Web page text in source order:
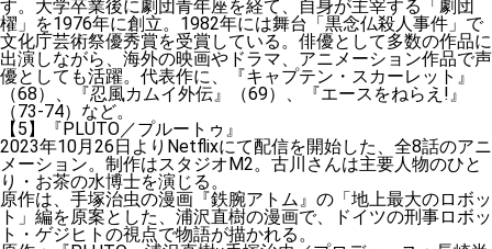
す。大学卒業後に劇団青年座を経て、自身が主宰する「劇団
櫂」を1976年に創立。1982年には舞台「黒念仏殺人事件」で
文化庁芸術祭優秀賞を受賞している。俳優として多数の作品に
出演しながら、海外の映画やドラマ、アニメーション作品で声
優としても活躍。代表作に、『キャプテン・スカーレット』
（68）、『忍風カムイ外伝』（69）、『エースをねらえ!』
（73-74）など。
【5】『PLUTO／プルートゥ』
2023年10月26日よりNetflixにて配信を開始した、全8話のアニ
メーション。制作はスタジオM2。古川さんは主要人物のひと
り・お茶の水博士を演じる。
原作は、手塚治虫の漫画『鉄腕アトム』の「地上最大のロボッ
ト」編を原案とした、浦沢直樹の漫画で、ドイツの刑事ロボッ
ト・ゲジヒトの視点で物語が描かれる。